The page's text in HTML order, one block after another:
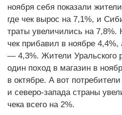
ноября себя показали
где чек вырос на 7,1%, и
траты увеличились на 7,8%.
чек прибавил в ноябре
— 4,3%. Жители Уральского
один поход в магазин в
в октябре. А вот
и северо-запада страны
чека всего на 2%.